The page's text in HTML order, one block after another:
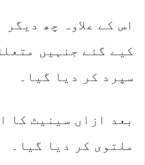
اس کے علاوہ چھ
کیے گئے جنہیں
سپرد کر دیا گیا۔
بعد ازاں سینیٹ کا
ملتوی کر دیا گیا۔